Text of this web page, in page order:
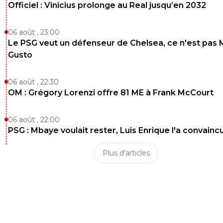
Officiel : Vinicius prolonge au Real jusqu’en 2032
06 août , 23:00
Le PSG veut un défenseur de Chelsea, ce n'est pas
Gusto
06 août , 22:30
OM : Grégory Lorenzi offre 81 ME à Frank McCourt
06 août , 22:00
PSG : Mbaye voulait rester, Luis Enrique l'a
Plus d'articles